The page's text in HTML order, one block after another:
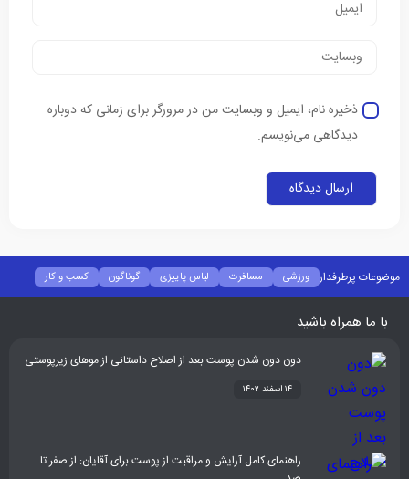
ذخیره نام، ایمیل و وبسایت من در مرورگر برای زمانی که دوباره
دیدگاهی می‌نویسم.
موضوعات پرطرفدار ورزشی مسافرت لباس پاییزی گوناگون
کسب و کار
فشن
غذا و نوشیدنی شیوه زندگی سلامتی تکنولوژی اخبار شرکت ها
با ما همراه باشید
دون دون شدن پوست بعد از اصلاح داستانی از موهای زیرپوستی
۱۴ اسفند ۱۴۰۲
راهنمای کامل آرایش و مراقبت از پوست برای آقایان: از صفر تا